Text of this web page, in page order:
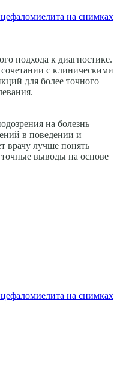
на снимках
подхода к диагностике.
с клиническими
для более точного
на болезнь
в поведении и
врачу лучше понять
точные выводы на основе
на снимках